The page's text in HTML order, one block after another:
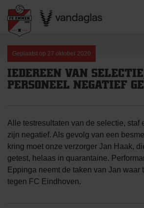
content
Geplaatst op 27 oktober 2020
IEDEREEN VAN
PERSONEEL NEGATIEF
Alle testresultaten van de selectie, staf
zijn negatief. Als gevolg van een
kring moet onze verzorger Jan Haak,
getest, helaas in quarantaine.
Eppinga neemt de taken van Jan waar
tegen FC Eindhoven.